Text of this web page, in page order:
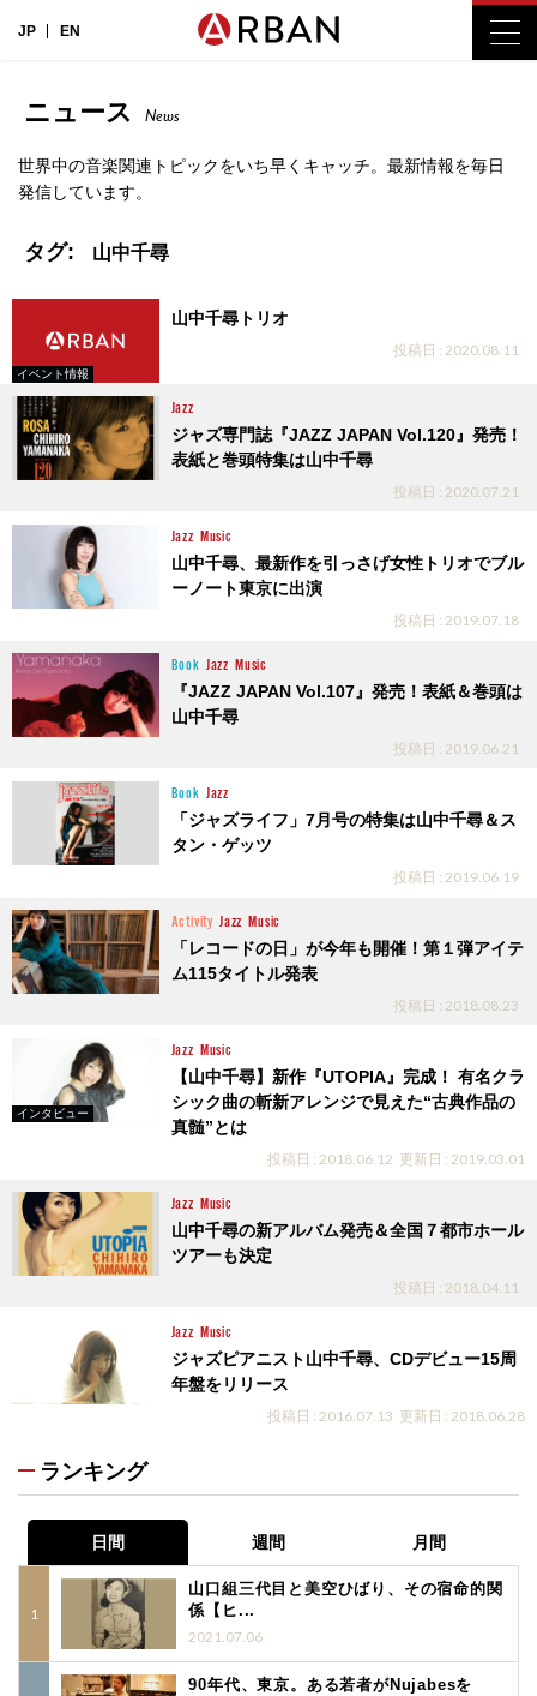
JP EN
ニュース News
世界中の音楽関連トピックをいち早くキャッチ。最新情報を毎日
発信しています。
タグ: 山中千尋
イベント情報
山中千尋トリオ
投稿日 : 2020.08.11
Jazz
ジャズ専門誌『JAZZ JAPAN Vol.120』発売！
表紙と巻頭特集は山中千尋
投稿日 : 2020.07.21
Jazz Music
山中千尋、最新作を引っさげ女性トリオでブル
ーノート東京に出演
投稿日 : 2019.07.18
Book Jazz Music
『JAZZ JAPAN Vol.107』発売！表紙＆巻頭は
山中千尋
投稿日 : 2019.06.21
Book Jazz
「ジャズライフ」7月号の特集は山中千尋＆ス
タン・ゲッツ
投稿日 : 2019.06.19
Activity Jazz Music
「レコードの日」が今年も開催！第１弾アイテ
ム115タイトル発表
投稿日 : 2018.08.23
インタビュー
Jazz Music
【山中千尋】新作『UTOPIA』完成！ 有名クラ
シック曲の斬新アレンジで見えた“古典作品の
真髄”とは
投稿日 : 2018.06.12 更新日 : 2019.03.01
Jazz Music
山中千尋の新アルバム発売＆全国７都市ホール
ツアーも決定
投稿日 : 2018.04.11
Jazz Music
ジャズピアニスト山中千尋、CDデビュー15周
年盤をリリース
投稿日 : 2016.07.13 更新日 : 2018.06.28
ランキング
日間 週間 月間
山口組三代目と美空ひばり、その宿命的関
係【ヒ...
2021.07.06
90年代、東京。ある若者がNujabesを